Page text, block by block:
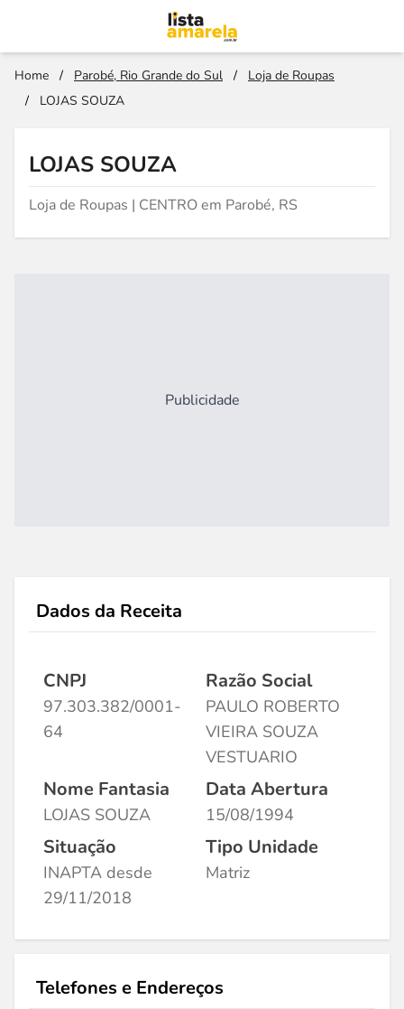
Home / Parobé, Rio Grande do Sul /
Loja de Roupas
/
LOJAS SOUZA
LOJAS SOUZA
Loja de Roupas | CENTRO em Parobé, RS
Publicidade
Dados da Receita
CNPJ
97.303.382/0001-
64
Razão Social
PAULO ROBERTO
VIEIRA SOUZA
VESTUARIO
Nome Fantasia
LOJAS SOUZA
Data Abertura
15/08/1994
Situação
INAPTA desde
29/11/2018
Tipo Unidade
Matriz
Telefones e Endereços